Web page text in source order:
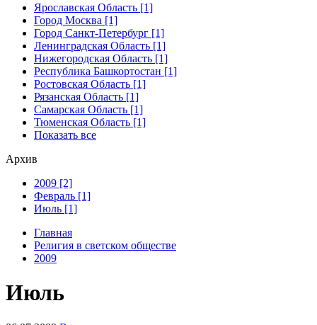
Ярославская Область [1]
Город Москва [1]
Город Санкт-Петербург [1]
Ленинградская Область [1]
Нижегородская Область [1]
Республика Башкортостан [1]
Ростовская Область [1]
Рязанская Область [1]
Самарская Область [1]
Тюменская Область [1]
Показать все
Архив
2009 [2]
Февраль [1]
Июль [1]
Главная
Религия в светском обществе
2009
Июль